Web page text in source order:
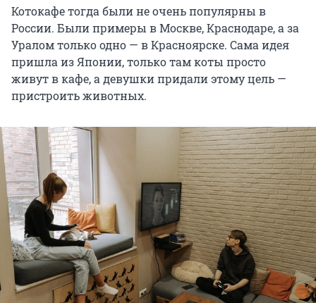
Котокафе тогда были не очень популярны в
России. Были примеры в Москве, Краснодаре, а за
Уралом только одно — в Красноярске. Сама идея
пришла из Японии, только там коты просто
живут в кафе, а девушки придали этому цель —
пристроить животных.